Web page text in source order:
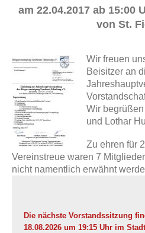
am 22.04.2017 ab 15:00
von St.
Wir freuen
Beisitzer an
Wir
und Lothar
Zu ehren für
Vereinstreue waren 7
nicht namentlich erwähnt
Die nächste Vorstandssitzung
18.08.2026 um 19:15 Uhr im